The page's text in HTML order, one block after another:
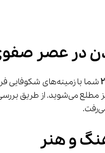
در عصر صفوی
۲